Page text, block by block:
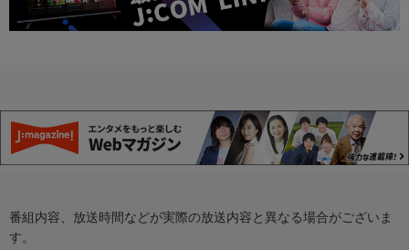
番組内容、放送時間などが実際の放送内容と異なる場合がございま
す。